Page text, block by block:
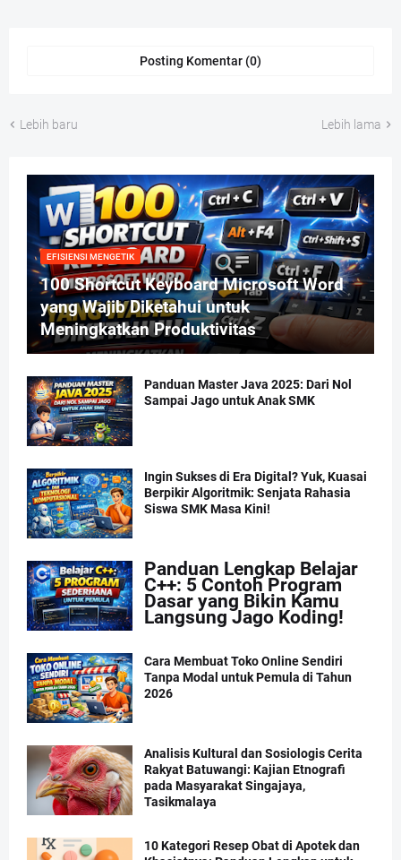
Posting Komentar (0)
Lebih baru Lebih lama
EFISIENSI MENGETIK
100 Shortcut Keyboard Microsoft Word
yang Wajib Diketahui untuk
Meningkatkan Produktivitas
Panduan Master Java 2025: Dari Nol
Sampai Jago untuk Anak SMK
Ingin Sukses di Era Digital? Yuk, Kuasai
Berpikir Algoritmik: Senjata Rahasia
Siswa SMK Masa Kini!
Panduan Lengkap Belajar
C++: 5 Contoh Program
Dasar yang Bikin Kamu
Langsung Jago Koding!
Cara Membuat Toko Online Sendiri
Tanpa Modal untuk Pemula di Tahun
2026
Analisis Kultural dan Sosiologis Cerita
Rakyat Batuwangi: Kajian Etnografi
pada Masyarakat Singajaya,
Tasikmalaya
10 Kategori Resep Obat di Apotek dan